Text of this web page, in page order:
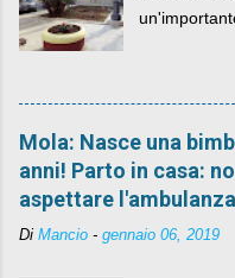
Mola: Nasce una
anni! Parto in casa:
aspettare
Di Mancio - gennaio 06, 2019